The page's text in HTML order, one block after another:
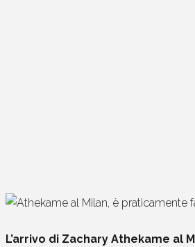
L’arrivo di Zachary Athekame al